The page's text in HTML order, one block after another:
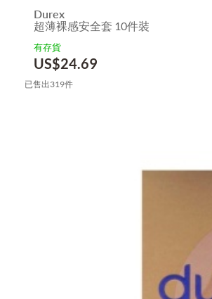
Durex
超薄裸感安全套 10件裝
有存貨
US$24.69
已售出319件